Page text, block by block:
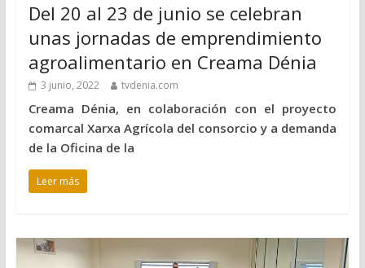
Del 20 al 23 de junio se celebran
unas jornadas de emprendimiento
agroalimentario en Creama Dénia
3 junio, 2022 tvdenia.com
Creama Dénia, en colaboración con el proyecto
comarcal Xarxa Agrícola del consorcio y a demanda
de la Oficina de la
Leer más